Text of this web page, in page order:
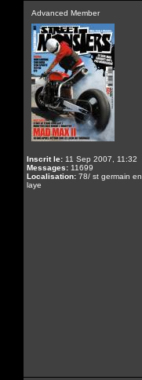
Advanced Member
Inscrit le: 11 Sep 2007, 11:32
Messages: 11699
Localisation: 78/ st germain en
laye